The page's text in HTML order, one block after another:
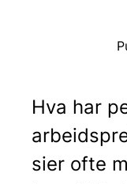
Hva har
sier ofte